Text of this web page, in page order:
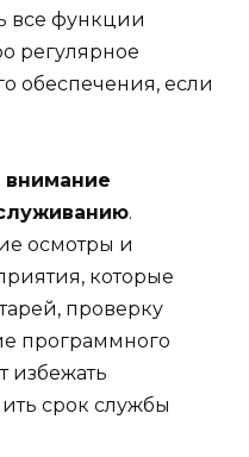
все функции
регулярное
обеспечения, если
внимание
.
осмотры и
которые
проверку
программного
избежать
срок службы